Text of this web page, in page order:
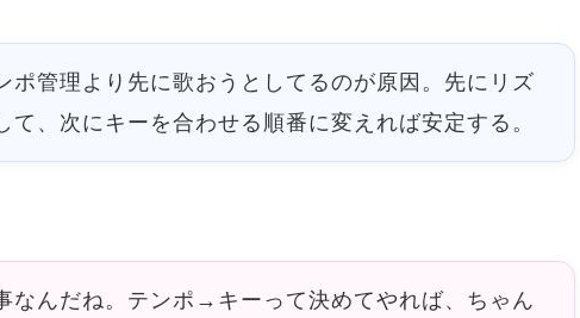
ポ管理より先に歌おうとしてるのが原因。先にリズ
て、次にキーを合わせる順番に変えれば安定する。
なんだね。テンポ→キーって決めてやれば、ちゃん